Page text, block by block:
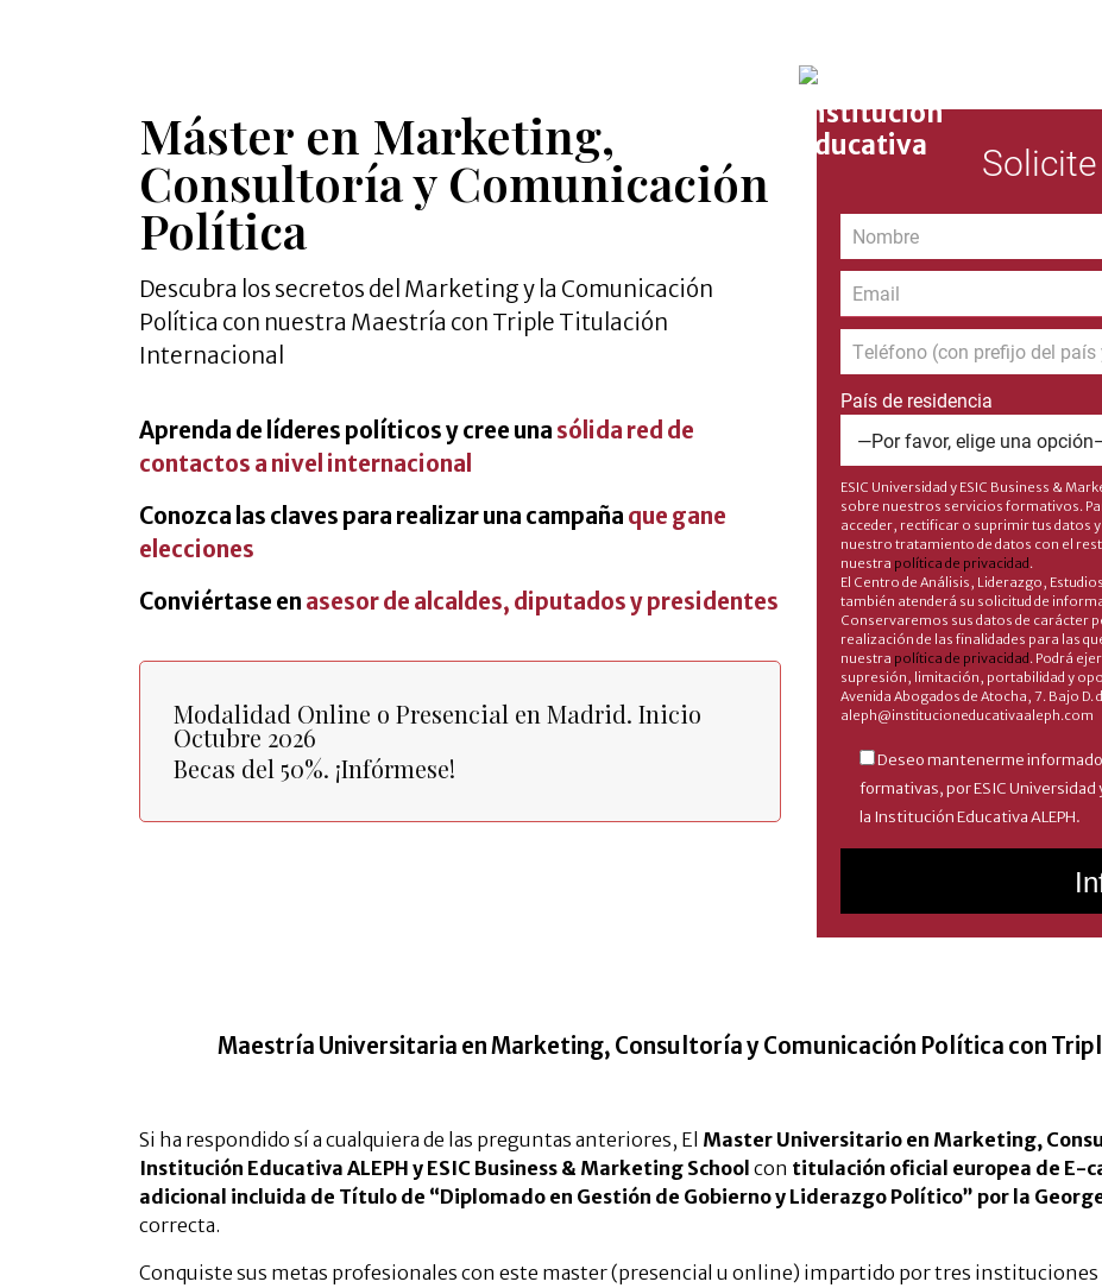
Máster en Marketing,
Consultoría y Comunicación
Política
Descubra los secretos del Marketing y la Comunicación
Política con nuestra Maestría con Triple Titulación
Internacional
Aprenda de líderes políticos y cree una sólida red de
contactos a nivel internacional
Conozca las claves para realizar una campaña que gane
elecciones
Conviértase en asesor de alcaldes, diputados y presidentes
Modalidad Online o Presencial en Madrid. Inicio
Octubre 2026
Becas del 50%. ¡Infórmese!
País de residencia
ESIC Universidad y ESIC Business &
sobre nuestros servicios formativos.
acceder, rectificar o suprimir tus datos
nuestro tratamiento de datos con el
nuestra política de privacidad .
El Centro de Análisis, Liderazgo,
también atenderá su solicitud de
Conservaremos sus datos de carácter
realización de las finalidades para las
nuestra política de privacidad . Podrá
supresión, limitación, portabilidad y
Avenida Abogados de Atocha, 7. Bajo D.
aleph@institucioneducativaaleph.com
Deseo mantenerme
formativas, por ESIC Universidad
la Institución Educativa ALEPH.
Maestría Universitaria en Marketing, Consultoría y Comunicación Política con
Si ha respondido sí a cualquiera de las preguntas anteriores, El Master Universitario en Marketing,
Institución Educativa ALEPH y ESIC Business & Marketing School con titulación oficial europea de E-
adicional incluida de Título de “Diplomado en Gestión de Gobierno y Liderazgo Político” por la
correcta.
Conquiste sus metas profesionales con este master (presencial u online) impartido por tres